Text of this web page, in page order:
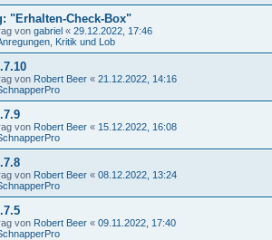
"Erhalten-Check-Box"
von gabriel « 29.12.2022, 17:46
Kritik und Lob
von Robert Beer « 21.12.2022, 14:16
von Robert Beer « 15.12.2022, 16:08
von Robert Beer « 08.12.2022, 13:24
von Robert Beer « 09.11.2022, 17:40